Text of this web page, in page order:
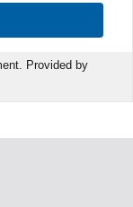
Provided by